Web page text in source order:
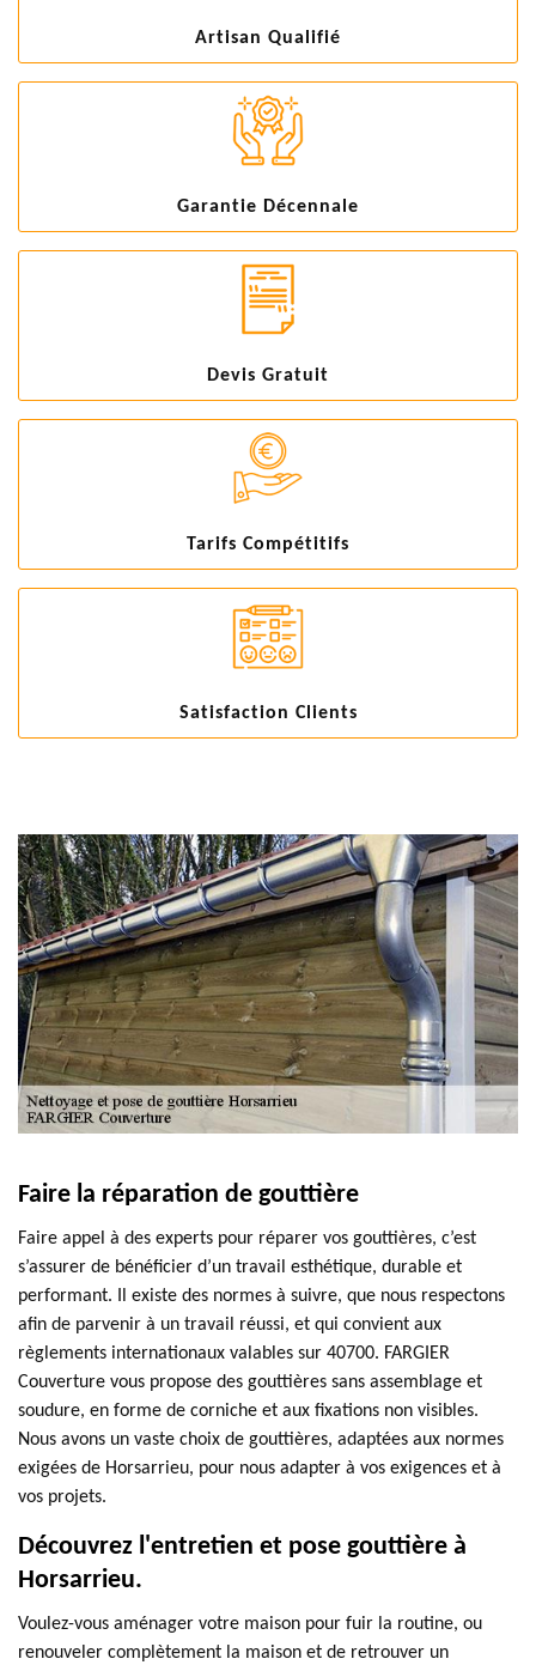
Artisan Qualifié
Garantie Décennale
Devis Gratuit
Tarifs Compétitifs
Satisfaction Clients
Faire la réparation de gouttière
Faire appel à des experts pour réparer vos gouttières, c’est
s’assurer de bénéficier d’un travail esthétique, durable et
performant. Il existe des normes à suivre, que nous respectons
afin de parvenir à un travail réussi, et qui convient aux
règlements internationaux valables sur 40700. FARGIER
Couverture vous propose des gouttières sans assemblage et
soudure, en forme de corniche et aux fixations non visibles.
Nous avons un vaste choix de gouttières, adaptées aux normes
exigées de Horsarrieu, pour nous adapter à vos exigences et à
vos projets.
Découvrez l'entretien et pose gouttière à
Horsarrieu.
Voulez-vous aménager votre maison pour fuir la routine, ou
renouveler complètement la maison et de retrouver un